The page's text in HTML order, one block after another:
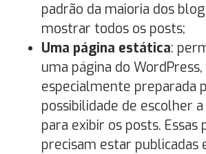
padrão da maioria dos
mostrar todos os posts;
Uma página estática:
uma página do WordPress,
especialmente preparada
possibilidade de escolher
para exibir os posts. Essas
precisam estar publicadas